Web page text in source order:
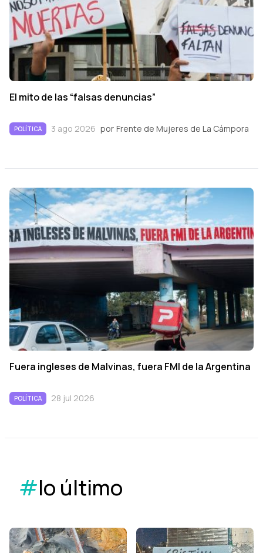
El mito de las “falsas denuncias”
POLÍTICA 3 ago 2026 por Frente de Mujeres de La Cámpora
Fuera ingleses de Malvinas, fuera FMI de la Argentina
POLÍTICA 28 jul 2026
#lo último